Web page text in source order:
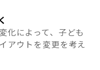
化によって、子ども
アウトを変更を考え